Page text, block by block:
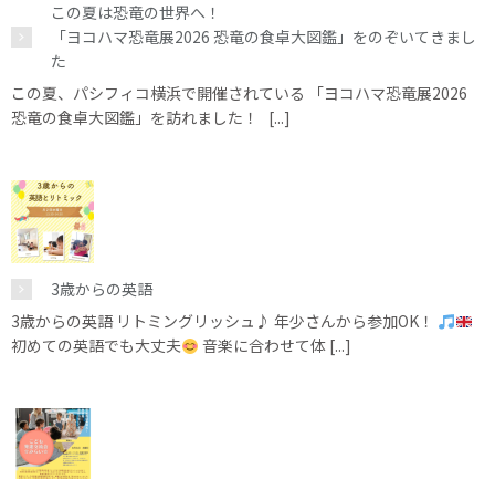
この夏は恐竜の世界へ！
「ヨコハマ恐竜展2026 恐竜の食卓大図鑑」をのぞいてきまし
た
この夏、パシフィコ横浜で開催されている 「ヨコハマ恐竜展2026
恐竜の食卓大図鑑」を訪れました！ [...]
3歳からの英語
3歳からの英語 リトミングリッシュ♪ 年少さんから参加OK！
初めての英語でも大丈夫
音楽に合わせて体 [...]